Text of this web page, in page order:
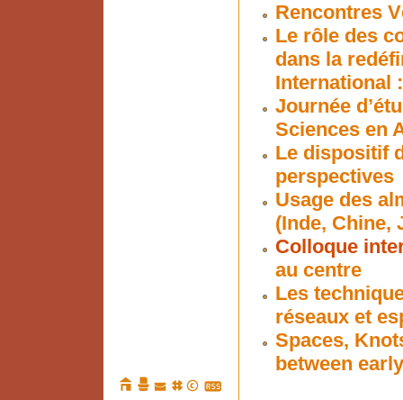
Rencontres
Le rôle des
dans la
International :
Journée
Sciences en
Le dispositif
perspectives
Usage des
(Inde, Chine,
Colloque
au centre
Les
réseaux et
Spaces,
between